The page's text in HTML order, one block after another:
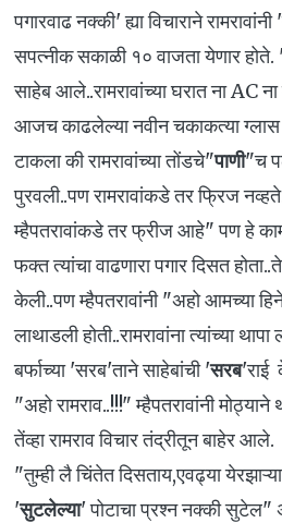
पगारवाढ नक्की' ह्या विचाराने
सपत्नीक सकाळी १० वाजता येणार होते.
साहेब आले..रामरावांच्या घरात ना AC ना
आजच काढलेल्या नवीन चकाकत्या ग्लास
टाकला की रामरावांच्या तोंडचे"पाणी"च
पुरवली..पण रामरावांकडे तर फ्रिज
म्हैपतरावांकडे तर फ्रीज आहे" पण हे काम
फक्त त्यांचा वाढणारा पगार दिसत
केली..पण म्हैपतरावांनी "अहो आमच्या
लाथाडली होती..रामरावांना त्यांच्या
बर्फाच्या 'सरब'ताने साहेबांची 'सरब'राई
"अहो रामराव..!!!" म्हैपतरावांनी मोठ्याने
तेंव्हा रामराव विचार तंद्रीतून बाहेर आले.
"तुम्ही लै चिंतेत दिसताय,एवढ्या
'सुटलेल्या' पोटाचा प्रश्न नक्की सुटेल"